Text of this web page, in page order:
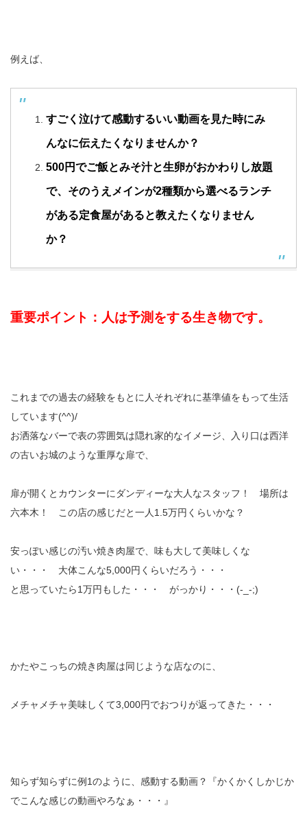
例えば、
すごく泣けて感動するいい動画を見た時にみ
んなに伝えたくなりませんか？
500円でご飯とみそ汁と生卵がおかわりし放題
で、そのうえメインが2種類から選べるランチ
がある定食屋があると教えたくなりません
か？
重要ポイント：人は予測をする生き物です。
これまでの過去の経験をもとに人それぞれに基準値をもって生活
しています(^^)/
お洒落なバーで表の雰囲気は隠れ家的なイメージ、入り口は西洋
の古いお城のような重厚な扉で、
扉が開くとカウンターにダンディーな大人なスタッフ！ 場所は
六本木！ この店の感じだと一人1.5万円くらいかな？
安っぽい感じの汚い焼き肉屋で、味も大して美味しくな
い・・・ 大体こんな5,000円くらいだろう・・・
と思っていたら1万円もした・・・ がっかり・・・(-_-;)
かたやこっちの焼き肉屋は同じような店なのに、
メチャメチャ美味しくて3,000円でおつりが返ってきた・・・
知らず知らずに例1のように、感動する動画？『かくかくしかじか
でこんな感じの動画やろなぁ・・・』